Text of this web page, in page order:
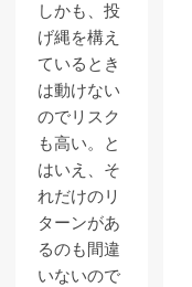
しかも、投
げ縄を構え
ているとき
は動けない
のでリスク
も高い。と
はいえ、そ
れだけのリ
ターンがあ
るのも間違
いないので